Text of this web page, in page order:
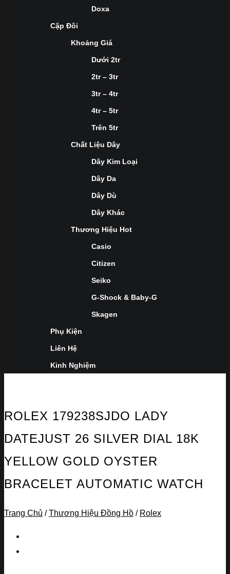
Doxa
Cặp Đôi
Khoảng Giá
Dưới 2tr
2tr – 3tr
3tr – 4tr
4tr – 5tr
Trên 5tr
Chất Liệu Dây
Dây Kim Loại
Dây Da
Dây Dù
Dây Khác
Thương Hiệu Hot
Casio
Citizen
Seiko
G-Shock & Baby-G
Skagen
Phụ Kiện
Liên Hệ
Kinh Nghiệm
ROLEX 179238SJDO LADY
DATEJUST 26 SILVER DIAL 18K
YELLOW GOLD OYSTER
BRACELET AUTOMATIC WATCH
Trang Chủ / Thương Hiệu Đồng Hồ / Rolex